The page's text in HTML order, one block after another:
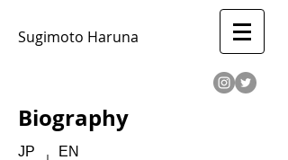
​​Sugimoto Haruna
Biography
JP EN